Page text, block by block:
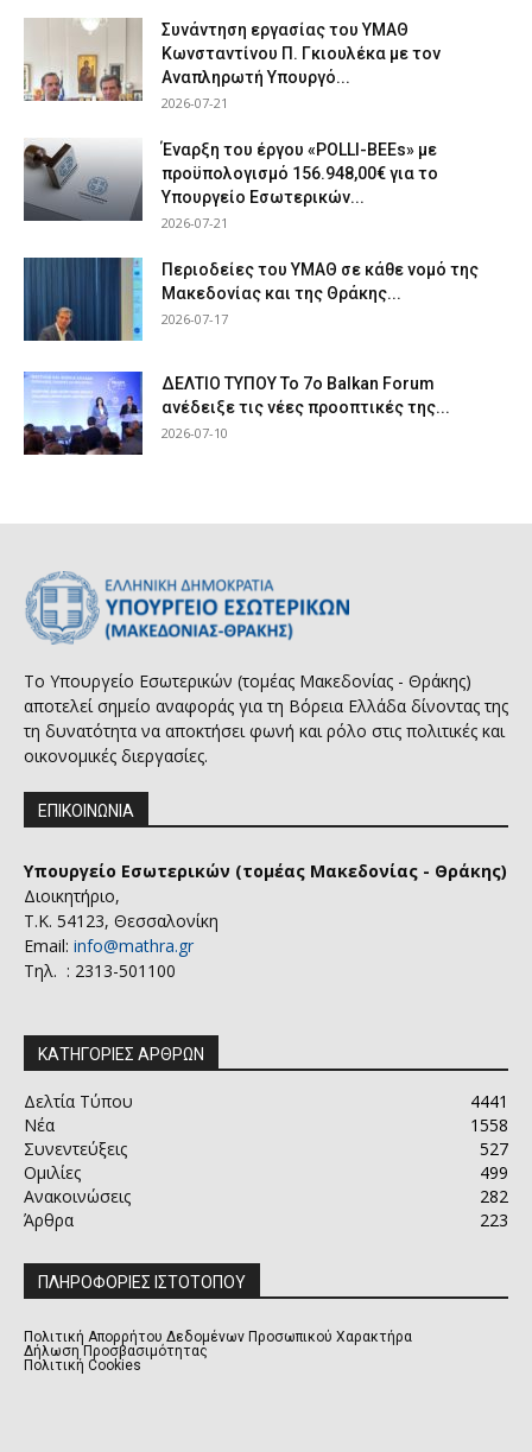
Συνάντηση εργασίας του ΥΜΑΘ
Κωνσταντίνου Π. Γκιουλέκα με τον
Αναπληρωτή Υπουργό...
2026-07-21
Έναρξη του έργου «POLLI-BEEs» με
προϋπολογισμό 156.948,00€ για το
Υπουργείο Εσωτερικών...
2026-07-21
Περιοδείες του ΥΜΑΘ σε κάθε νομό της
Μακεδονίας και της Θράκης...
2026-07-17
ΔΕΛΤΙΟ ΤΥΠΟΥ Το 7ο Balkan Forum
ανέδειξε τις νέες προοπτικές της...
2026-07-10
Το Υπουργείο Εσωτερικών (τομέας Μακεδονίας - Θράκης)
αποτελεί σημείο αναφοράς για τη Βόρεια Ελλάδα δίνοντας της
τη δυνατότητα να αποκτήσει φωνή και ρόλο στις πολιτικές και
οικονομικές διεργασίες.
ΕΠΙΚΟΙΝΩΝΙΑ
Υπουργείο Εσωτερικών (τομέας Μακεδονίας - Θράκης)
Διοικητήριο,
Τ.Κ. 54123, Θεσσαλονίκη
Email: info@mathra.gr
Τηλ. : 2313-501100
ΚΑΤΗΓΟΡΙΕΣ ΑΡΘΡΩΝ
Δελτία Τύπου
4441
Νέα
1558
Συνεντεύξεις
527
Ομιλίες
499
Ανακοινώσεις
282
Άρθρα
223
ΠΛΗΡΟΦΟΡΙΕΣ ΙΣΤΟΤΟΠΟΥ
Πολιτική Απορρήτου Δεδομένων Προσωπικού Χαρακτήρα
Δήλωση Προσβασιμότητας
Πολιτική Cookies